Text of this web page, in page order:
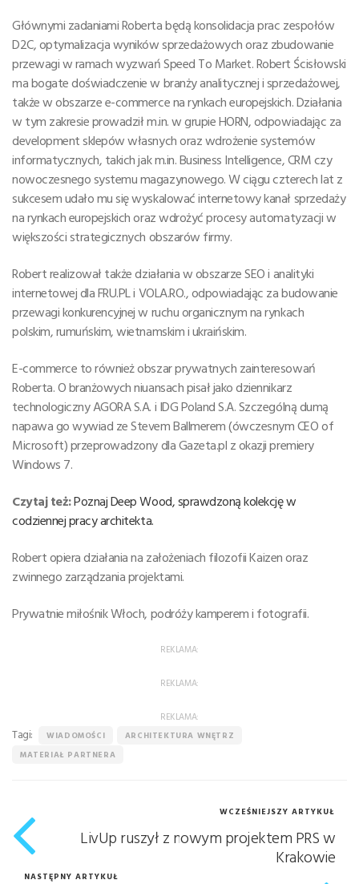
Głównymi zadaniami Roberta będą konsolidacja prac zespołów
D2C, optymalizacja wyników sprzedażowych oraz zbudowanie
przewagi w ramach wyzwań Speed To Market. Robert Ścisłowski
ma bogate doświadczenie w branży analitycznej i sprzedażowej,
także w obszarze e-commerce na rynkach europejskich. Działania
w tym zakresie prowadził m.in. w grupie HORN, odpowiadając za
development sklepów własnych oraz wdrożenie systemów
informatycznych, takich jak m.in. Business Intelligence, CRM czy
nowoczesnego systemu magazynowego. W ciągu czterech lat z
sukcesem udało mu się wyskalować internetowy kanał sprzedaży
na rynkach europejskich oraz wdrożyć procesy automatyzacji w
większości strategicznych obszarów firmy.
Robert realizował także działania w obszarze SEO i analityki
internetowej dla FRU.PL i VOLA.RO., odpowiadając za budowanie
przewagi konkurencyjnej w ruchu organicznym na rynkach
polskim, rumuńskim, wietnamskim i ukraińskim.
E-commerce to również obszar prywatnych zainteresowań
Roberta. O branżowych niuansach pisał jako dziennikarz
technologiczny AGORA S.A. i IDG Poland S.A. Szczególną dumą
napawa go wywiad ze Stevem Ballmerem (ówczesnym CEO of
Microsoft) przeprowadzony dla Gazeta.pl z okazji premiery
Windows 7.
Czytaj też:Poznaj Deep Wood, sprawdzoną kolekcję w
codziennej pracy architekta.
Robert opiera działania na założeniach filozofii Kaizen oraz
zwinnego zarządzania projektami.
Prywatnie miłośnik Włoch, podróży kamperem i fotografii.
REKLAMA:
REKLAMA:
REKLAMA:
Tagi: WIADOMOŚCI
ARCHITEKTURA WNĘTRZ
MATERIAŁ PARTNERA
WCZEŚNIEJSZY ARTYKUŁ
LivUp ruszył z nowym projektem PRS w
Krakowie
NASTĘPNY ARTYKUŁ